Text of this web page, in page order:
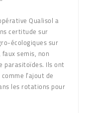
Qualisol a
certitude sur
écologiques sur
semis, non
parasitoïdes. Ils ont
l’ajout de
les rotations pour